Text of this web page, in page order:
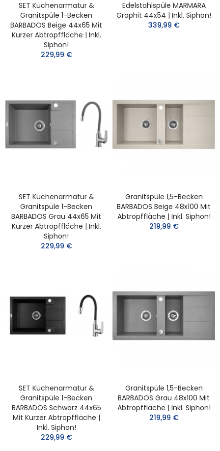
SET Küchenarmatur &
Granitspüle 1-Becken
BARBADOS Beige 44x65 Mit
Kurzer Abtropffläche | Inkl.
Siphon!
229,99 €
Edelstahlspüle MARMARA
Graphit 44x54 | Inkl. Siphon!
339,99 €
SET Küchenarmatur &
Granitspüle 1-Becken
BARBADOS Grau 44x65 Mit
Kurzer Abtropffläche | Inkl.
Siphon!
229,99 €
Granitspüle 1,5-Becken
BARBADOS Beige 48x100 Mit
Abtropffläche | Inkl. Siphon!
219,99 €
SET Küchenarmatur &
Granitspüle 1-Becken
BARBADOS Schwarz 44x65
Mit Kurzer Abtropffläche |
Inkl. Siphon!
229,99 €
Granitspüle 1,5-Becken
BARBADOS Grau 48x100 Mit
Abtropffläche | Inkl. Siphon!
219,99 €